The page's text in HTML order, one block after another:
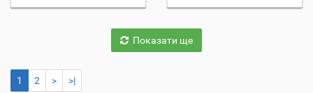
Показати ще
1 2 > >|